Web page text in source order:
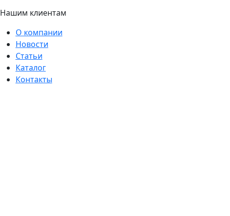
Нашим клиентам
О компании
Новости
Статьи
Каталог
Контакты